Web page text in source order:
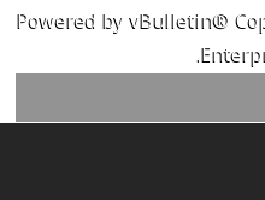
Powered by vBulletin®